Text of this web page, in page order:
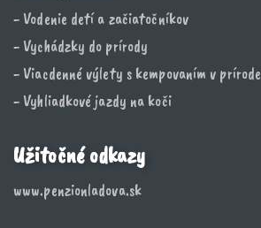
- Vodenie detí a začiatočníkov
- Vychádzky do prírody
- Viacdenné výlety s kempovaním v prírode
- Vyhliadkové jazdy na koči
Užitočné odkazy
www.penzionladova.sk